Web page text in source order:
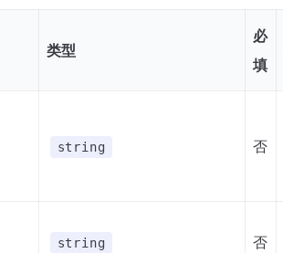
类型
必
填
string 否
string 否